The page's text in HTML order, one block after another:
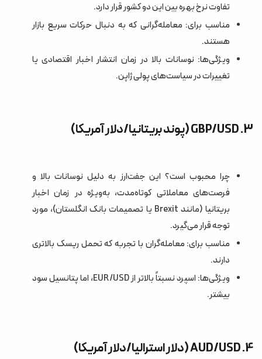
تفاوت نرخ بهره بین این دو کشور قرار دارد.
مناسب برای: معامله‌گرانی که به دنبال حرکات سریع بازار
هستند.
ویژگی‌ها: نوسانات بالا در زمان انتشار اخبار اقتصادی یا
تغییرات در سیاست‌های پولی ژاپن.
3. GBP/USD (پوند بریتانیا/دلار آمریکا)
چرا محبوب است؟ این جفت‌ارز به دلیل نوسانات بالا و
فرصت‌های معاملاتی کوتاه‌مدت، به‌ویژه در زمان اخبار
بریتانیا (مانند Brexit یا تصمیمات بانک انگلستان)، مورد
توجه قرار می‌گیرد.
مناسب برای: معامله‌گران با تجربه که تحمل ریسک بالاتری
دارند.
ویژگی‌ها: اسپرد نسبتاً بالاتر از EUR/USD، اما پتانسیل سود
بیشتر.
4. AUD/USD (دلار استرالیا/دلار آمریکا)